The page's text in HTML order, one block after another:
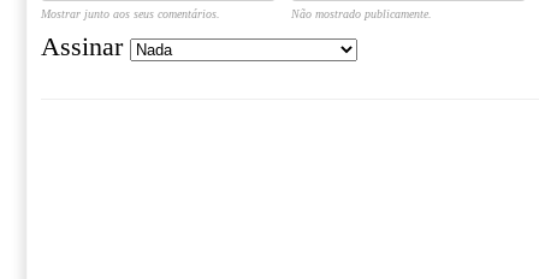
Mostrar junto aos seus comentários. Não mostrado publicamente.
Assinar